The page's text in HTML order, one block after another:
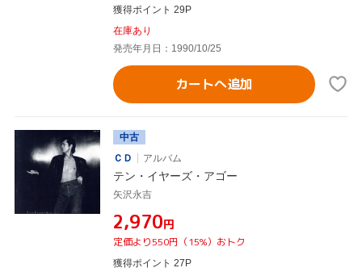
獲得ポイント 29P
在庫あり
発売年月日：1990/10/25
カートへ追加
中古
ＣＤ
アルバム
テン・イヤーズ・アゴー
矢沢永吉
¥2,970円
定価より550円（15%）おトク
獲得ポイント 27P